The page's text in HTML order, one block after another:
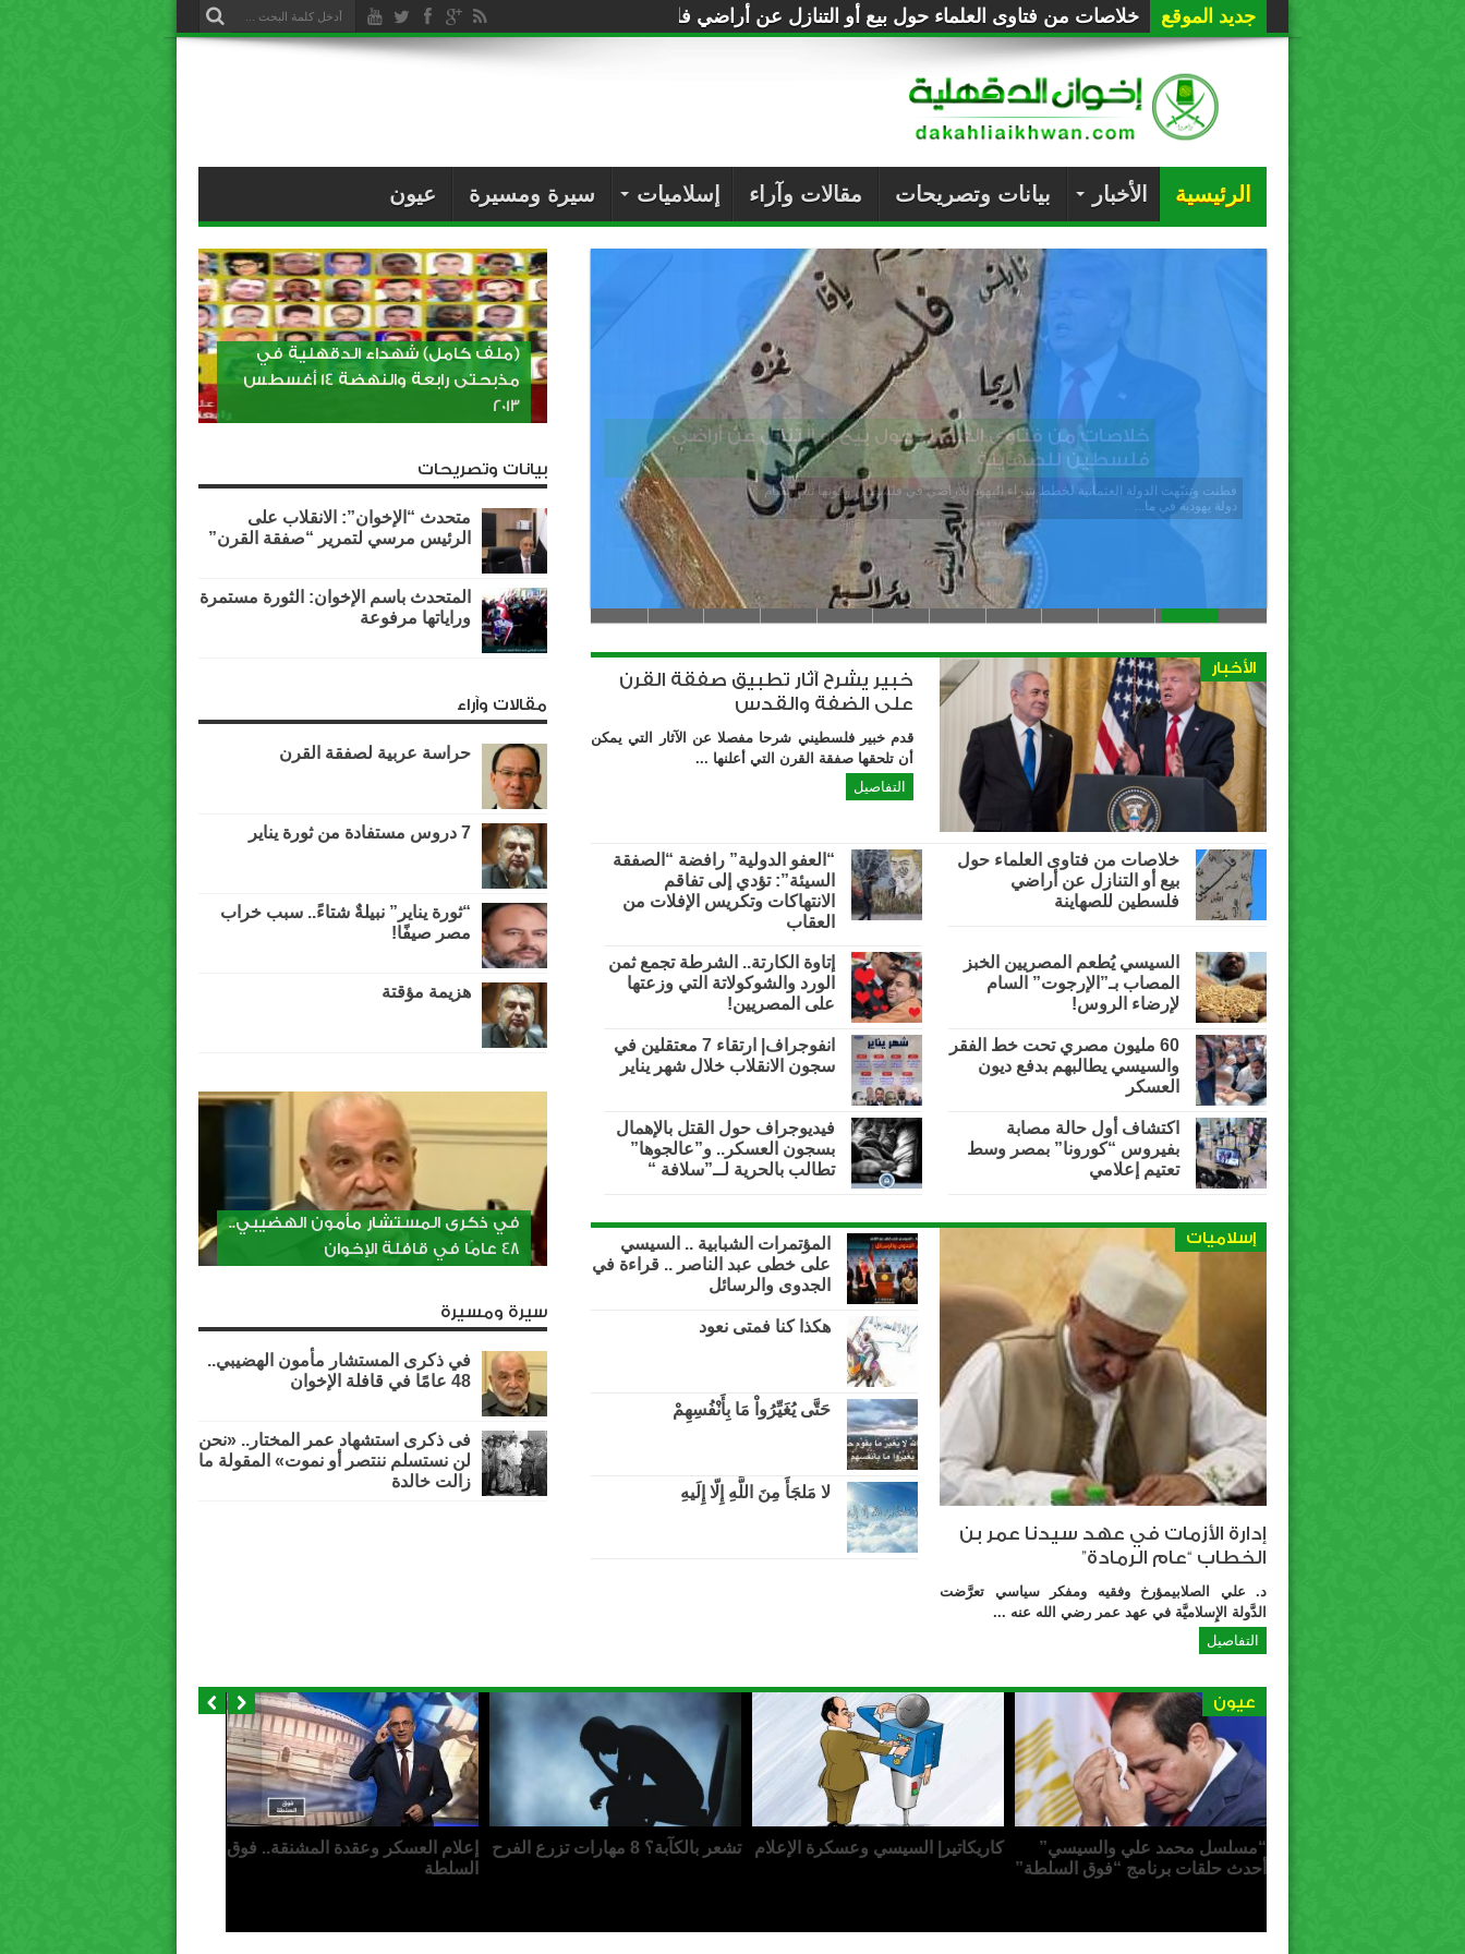
جديد الموقع خلاصات من فتاوى العلماء حول بيع أو التنازل عن أراضي فلسطين للصهاينة
الرئيسية الأخبار بيانات وتصريحات مقالات وآراء إسلاميات سيرة ومسيرة عيون
خلاصات من فتاوى العلماء حول بيع أو التنازل عن أراضي فلسطين
للصهاينة
فطنت وتنبّهت الدولة العثمانية لخطط شراء اليهود للأراضي في فلسطين وكونها تنذر بقيام
دولة يهودية في ما...
الأخبار
خبير يشرح آثار تطبيق صفقة القرن
على الضفة والقدس
قدم خبير فلسطيني شرحا مفصلا عن الآثار التي يمكن
أن تلحقها صفقة القرن التي أعلنها ...
التفاصيل
خلاصات من فتاوى العلماء حول
بيع أو التنازل عن أراضي
فلسطين للصهاينة
“العفو الدولية” رافضة “الصفقة
السيئة”: تؤدي إلى تفاقم
الانتهاكات وتكريس الإفلات من
العقاب
السيسي يُطعم المصريين الخبز
المصاب بـ”الإرجوت” السام
لإرضاء الروس!
إتاوة الكارتة.. الشرطة تجمع ثمن
الورد والشوكولاتة التي وزعتها
على المصريين!
60 مليون مصري تحت خط الفقر
والسيسي يطالبهم بدفع ديون
العسكر
انفوجراف| ارتقاء 7 معتقلين في
سجون الانقلاب خلال شهر يناير
اكتشاف أول حالة مصابة
بفيروس “كورونا” بمصر وسط
تعتيم إعلامي
فيديوجراف حول القتل بالإهمال
بسجون العسكر.. و”عالجوها”
تطالب بالحرية لــ”سلافة “
إسلاميات
إدارة الأزمات في عهد سيدنا عمر بن
الخطاب “عام الرمادة”
د. علي الصلابيمؤرخ وفقيه ومفكر سياسي تعرَّضت
الدَّولة الإِسلاميَّة في عهد عمر رضي الله عنه ...
التفاصيل
المؤتمرات الشبابية .. السيسي
على خطى عبد الناصر .. قراءة في
الجدوى والرسائل
هكذا كنا فمتى نعود
حَتَّى يُغَيِّرُواْ مَا بِأَنْفُسِهِمْ
لا مَلجَأَ مِنَ اللَّهِ إِلّا إِلَيهِ
(ملف كامل) شهداء الدقهلية في
مذبحتى رابعة والنهضة 14 أغسطس
2013
بيانات وتصريحات
متحدث “الإخوان”: الانقلاب على
الرئيس مرسي لتمرير “صفقة القرن”
المتحدث باسم الإخوان: الثورة مستمرة
وراياتها مرفوعة
مقالات وآراء
حراسة عربية لصفقة القرن
7 دروس مستفادة من ثورة يناير
“ثورة يناير” نبيلةٌ شتاءً.. سبب خراب
مصر صيفًا!
هزيمة مؤقتة
في ذكرى المستشار مأمون الهضيبي..
48 عامًا في قافلة الإخوان
سيرة ومسيرة
في ذكرى المستشار مأمون الهضيبي..
48 عامًا في قافلة الإخوان
فى ذكرى استشهاد عمر المختار.. «نحن
لن نستسلم ننتصر أو نموت» المقولة ما
زالت خالدة
عيون
“مسلسل محمد علي والسيسي”
أحدث حلقات برنامج “فوق السلطة”
كاريكاتير| السيسي وعسكرة الإعلام تشعر بالكآبة؟ 8 مهارات تزرع الفرح
إعلام العسكر وعقدة المشنقة.. فوق
السلطة